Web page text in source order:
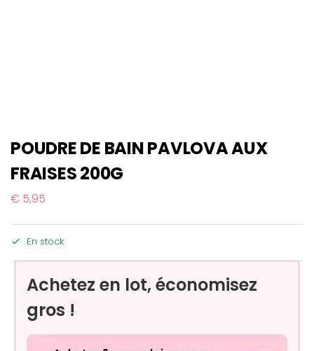
POUDRE DE BAIN PAVLOVA AUX
FRAISES 200G
€ 5,95
En stock
Achetez en lot, économisez
gros !